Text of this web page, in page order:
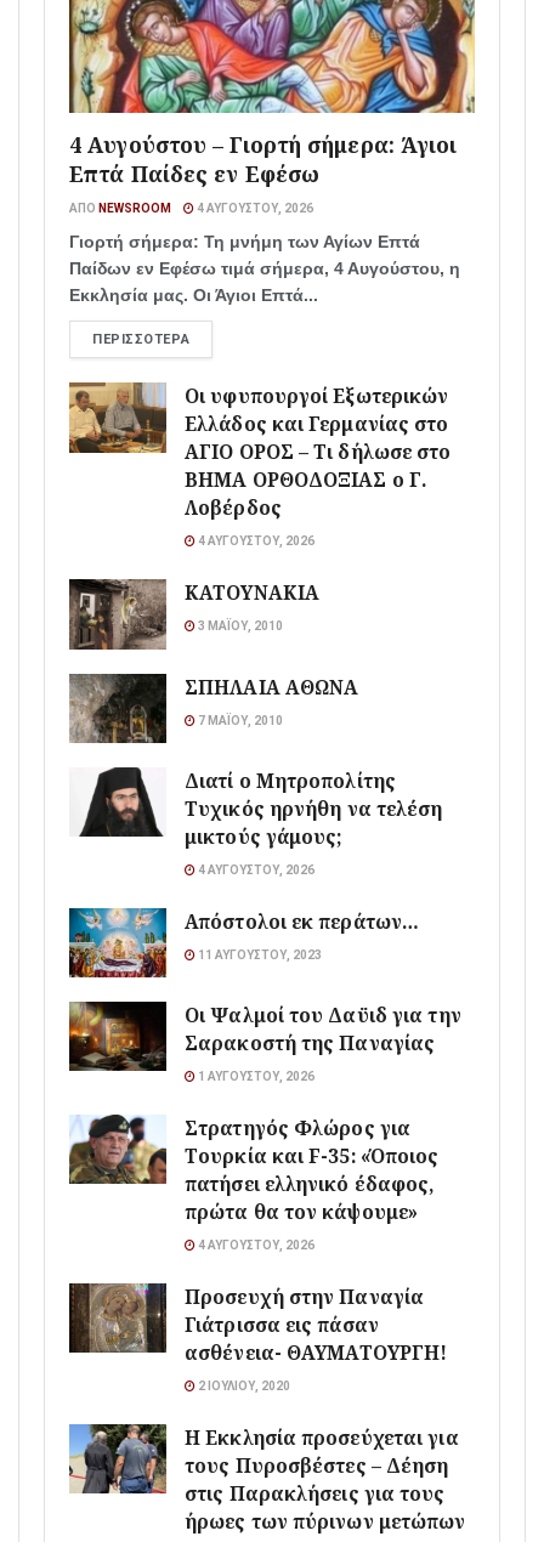
4 Αυγούστου – Γιορτή σήμερα: Άγιοι
Επτά Παίδες εν Εφέσω
ΑΠΌ NEWSROOM 4 ΑΥΓΟΎΣΤΟΥ, 2026
Γιορτή σήμερα: Τη μνήμη των Αγίων Επτά
Παίδων εν Εφέσω τιμά σήμερα, 4 Αυγούστου, η
Εκκλησία μας. Οι Άγιοι Επτά...
ΠΕΡΙΣΣΌΤΕΡΑ
Οι υφυπουργοί Εξωτερικών
Ελλάδος και Γερμανίας στο
ΑΓΙΟ ΟΡΟΣ – Τι δήλωσε στο
ΒΗΜΑ ΟΡΘΟΔΟΞΙΑΣ ο Γ.
Λοβέρδος
4 ΑΥΓΟΎΣΤΟΥ, 2026
ΚΑΤΟΥΝΑΚΙΑ
3 ΜΑΪ́ΟΥ, 2010
ΣΠΗΛΑΙΑ ΑΘΩΝΑ
7 ΜΑΪ́ΟΥ, 2010
Διατί ο Μητροπολίτης
Τυχικός ηρνήθη να τελέση
μικτούς γάμους;
4 ΑΥΓΟΎΣΤΟΥ, 2026
Απόστολοι εκ περάτων…
11 ΑΥΓΟΎΣΤΟΥ, 2023
Οι Ψαλμοί του Δαϋιδ για την
Σαρακοστή της Παναγίας
1 ΑΥΓΟΎΣΤΟΥ, 2026
Στρατηγός Φλώρος για
Τουρκία και F-35: «Όποιος
πατήσει ελληνικό έδαφος,
πρώτα θα τον κάψουμε»
4 ΑΥΓΟΎΣΤΟΥ, 2026
Προσευχή στην Παναγία
Γιάτρισσα εις πάσαν
ασθένεια- ΘΑΥΜΑΤΟΥΡΓΗ!
2 ΙΟΥΛΊΟΥ, 2020
Η Εκκλησία προσεύχεται για
τους Πυροσβέστες – Δέηση
στις Παρακλήσεις για τους
ήρωες των πύρινων μετώπων